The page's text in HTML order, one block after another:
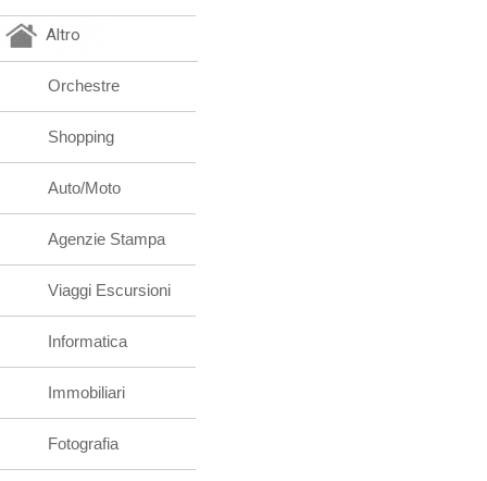
Altro
Orchestre
Shopping
Auto/Moto
Agenzie Stampa
Viaggi Escursioni
Informatica
Immobiliari
Fotografia